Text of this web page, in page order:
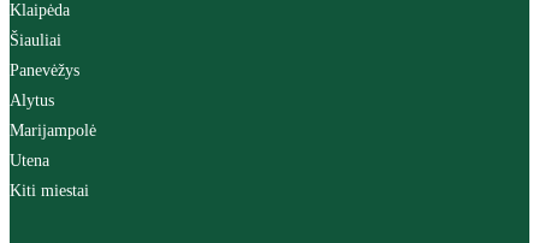
Klaipėda
Šiauliai
Panevėžys
Alytus
Marijampolė
Utena
Kiti miestai